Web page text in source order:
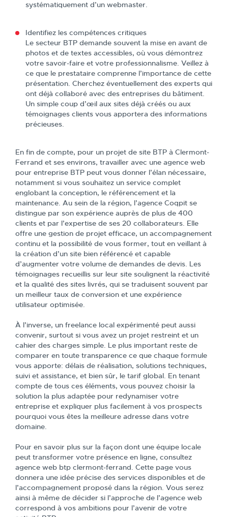
systématiquement d’un webmaster.
Identifiez les compétences critiques
Le secteur BTP demande souvent la mise en avant de
photos et de textes accessibles, où vous démontrez
votre savoir-faire et votre professionnalisme. Veillez à
ce que le prestataire comprenne l’importance de cette
présentation. Cherchez éventuellement des experts qui
ont déjà collaboré avec des entreprises du bâtiment.
Un simple coup d’œil aux sites déjà créés ou aux
témoignages clients vous apportera des informations
précieuses.
En fin de compte, pour un projet de site BTP à Clermont-
Ferrand et ses environs, travailler avec une agence web
pour entreprise BTP peut vous donner l’élan nécessaire,
notamment si vous souhaitez un service complet
englobant la conception, le référencement et la
maintenance. Au sein de la région, l’agence Coqpit se
distingue par son expérience auprès de plus de 400
clients et par l’expertise de ses 20 collaborateurs. Elle
offre une gestion de projet efficace, un accompagnement
continu et la possibilité de vous former, tout en veillant à
la création d’un site bien référencé et capable
d’augmenter votre volume de demandes de devis. Les
témoignages recueillis sur leur site soulignent la réactivité
et la qualité des sites livrés, qui se traduisent souvent par
un meilleur taux de conversion et une expérience
utilisateur optimisée.
À l’inverse, un freelance local expérimenté peut aussi
convenir, surtout si vous avez un projet restreint et un
cahier des charges simple. Le plus important reste de
comparer en toute transparence ce que chaque formule
vous apporte: délais de réalisation, solutions techniques,
suivi et assistance, et bien sûr, le tarif global. En tenant
compte de tous ces éléments, vous pouvez choisir la
solution la plus adaptée pour redynamiser votre
entreprise et expliquer plus facilement à vos prospects
pourquoi vous êtes la meilleure adresse dans votre
domaine.
Pour en savoir plus sur la façon dont une équipe locale
peut transformer votre présence en ligne, consultez
agence web btp clermont-ferrand. Cette page vous
donnera une idée précise des services disponibles et de
l’accompagnement proposé dans la région. Vous serez
ainsi à même de décider si l’approche de l’agence web
correspond à vos ambitions pour l’avenir de votre